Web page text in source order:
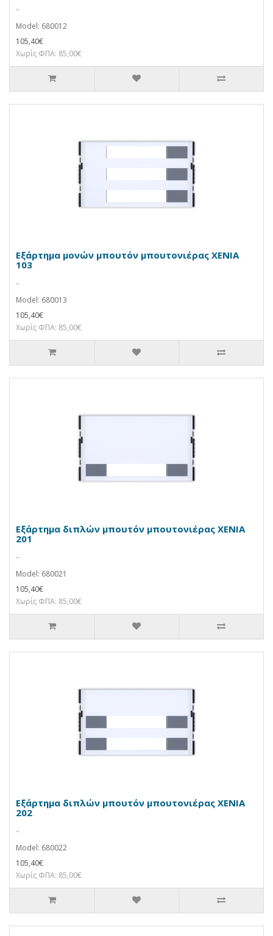
..
Model: 680012
105,40€
Χωρίς ΦΠΑ: 85,00€
Εξάρτημα μονών μπουτόν μπουτονιέρας XENIA
103
..
Model: 680013
105,40€
Χωρίς ΦΠΑ: 85,00€
Εξάρτημα διπλών μπουτόν μπουτονιέρας XENIA
201
..
Model: 680021
105,40€
Χωρίς ΦΠΑ: 85,00€
Εξάρτημα διπλών μπουτόν μπουτονιέρας XENIA
202
..
Model: 680022
105,40€
Χωρίς ΦΠΑ: 85,00€